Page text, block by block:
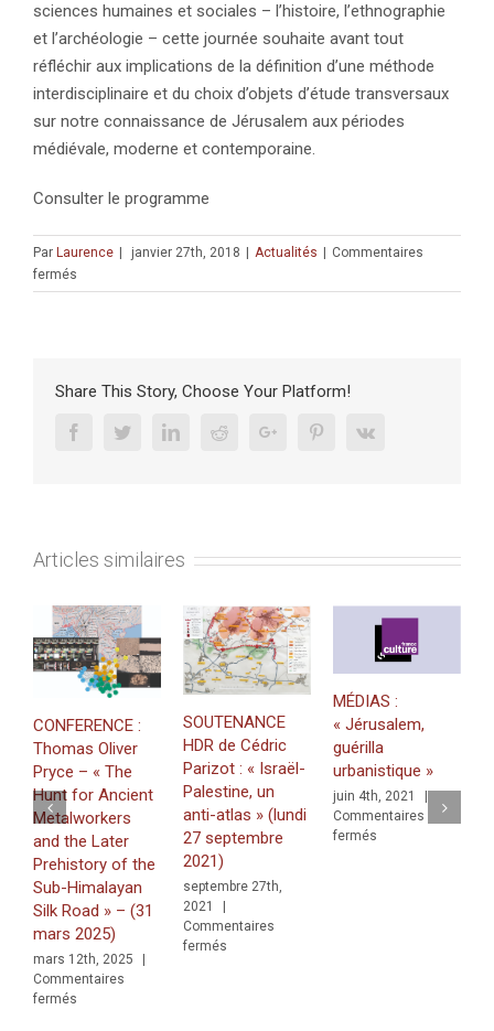
sciences humaines et sociales – l’histoire, l’ethnographie
et l’archéologie – cette journée souhaite avant tout
réfléchir aux implications de la définition d’une méthode
interdisciplinaire et du choix d’objets d’étude transversaux
sur notre connaissance de Jérusalem aux périodes
médiévale, moderne et contemporaine.
Consulter le programme
Par Laurence janvier 27th, 2018 Actualités
Commentaires
fermés
Workshop
:
Share This Story, Choose Your Platform!
FacebookTwitterLinkedinRedditGoogle+ PinterestVk
Articles similaires
CONFERENCE :
Thomas Oliver
Pryce – « The
Hunt for Ancient
Metalworkers
and the Later
Prehistory of the
Sub-Himalayan
Silk Road » – (31
mars 2025)
mars 12th, 2025 |
Commentaires
ferméssur
SOUTENANCE
HDR de Cédric
Parizot : « Israël-
Palestine, un
anti-atlas » (lundi
27 septembre
2021)
septembre 27th,
2021
Commentaires
ferméssur
MÉDIAS :
« Jérusalem,
guérilla
urbanistique »
juin 4th, 2021
Commentaires
ferméssur